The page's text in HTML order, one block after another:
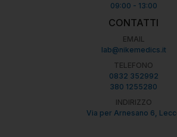
09:00 - 13:00
CONTATTI
EMAIL
lab@nikemedics.it
TELEFONO
0832 352992
380 1255280
INDIRIZZO
Via per Arnesano 6,